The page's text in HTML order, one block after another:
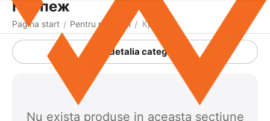
Крепеж
Pagina start / Pentru reparații / Крепеж
A detalia categoria
Nu exista produse in aceasta sectiune